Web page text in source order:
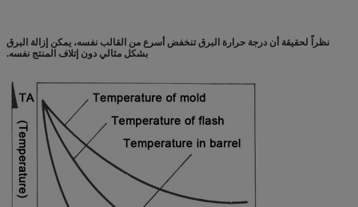
نظراً لحقيقة أن درجة حرارة البرق تنخفض أسرع من القالب نفسه، يمكن إزالة البرق
بشكل مثالي دون إتلاف المنتج نفسه.